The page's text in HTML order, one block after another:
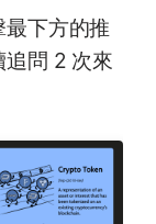
下方的推
問 2 次來